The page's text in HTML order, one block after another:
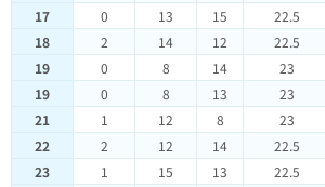
17
0 13 15 22.5
18
2 14 12 22.5
19
0 8 14 23
19
0 8 13 23
21
1 12 8 23
22
2 12 14 22.5
23
1 15 13 22.5